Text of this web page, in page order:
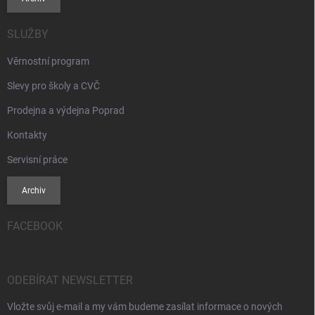
SLUŽBY
Věrnostní program
Slevy pro školy a CVČ
Prodejna a výdejna Poprad
Kontakty
Servisní práce
Archiv
FACEBOOK
ODEBÍRAT NEWSLETTER
Vložte svůj e-mail a my vám budeme zasílat informace o nových